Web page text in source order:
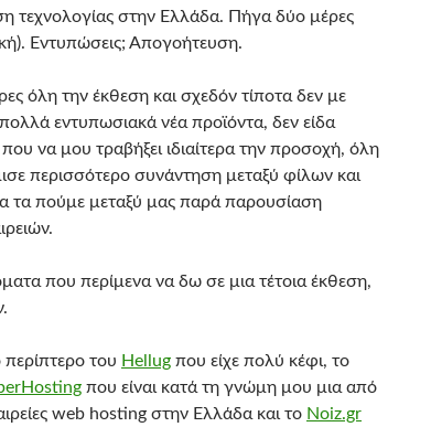
τεχνολογίας στην Ελλάδα. Πήγα δύο μέρες
Εντυπώσεις; Απογοήτευση.
όλη την έκθεση και σχεδόν τίποτα δεν με
εντυπωσιακά νέα προϊόντα, δεν είδα
να μου τραβήξει ιδιαίτερα την προσοχή, όλη
περισσότερο συνάντηση μεταξύ φίλων και
τα πούμε μεταξύ μας παρά παρουσίαση
που περίμενα να δω σε μια τέτοια έκθεση,
του Hellug που είχε πολύ κέφι, το
που είναι κατά τη γνώμη μου μια από
web hosting στην Ελλάδα και το Noiz.gr